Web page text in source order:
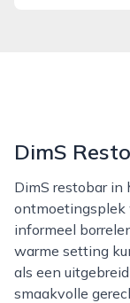
DimS
DimS restobar in hooglanderveen is een eigentijdse
ontmoetingsplek
informeel
warme setting
als een
smaakvolle